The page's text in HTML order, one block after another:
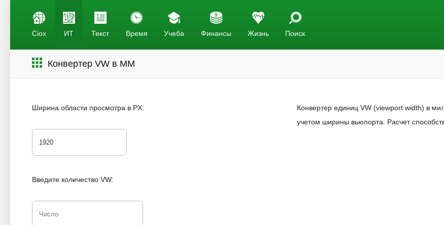
Ciox ИТ Текст Время Учеба Финансы Жизнь Поиск
Конвертер VW в MM
Ширина области просмотра в PX:
Введите количество VW:
Конвертер единиц VW (viewport width) в
учетом ширины вьюпорта. Расчет